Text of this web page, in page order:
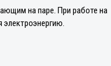
на паре. При работе на